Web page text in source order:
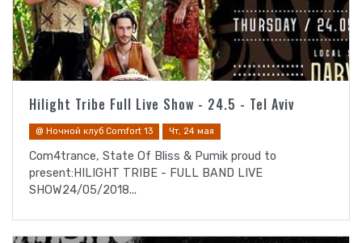
Hilight Tribe Full Live Show - 24.5 - Tel Aviv
@ Ночной клуб Comfort 13 Чт, 24 мая
Com4trance, State Of Bliss & Pumik proud to
present:HILIGHT TRIBE - FULL BAND LIVE
SHOW24/05/2018...